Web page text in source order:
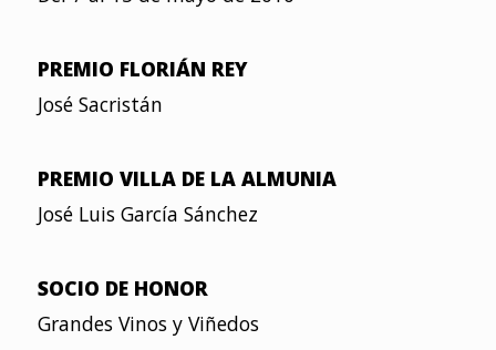
PREMIO FLORIÁN REY
José Sacristán
PREMIO VILLA DE LA ALMUNIA
José Luis García Sánchez
SOCIO DE HONOR
Grandes Vinos y Viñedos